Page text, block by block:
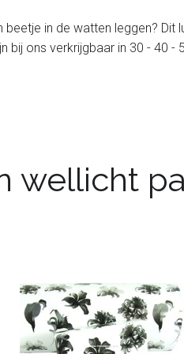
in de watten leggen? Dit
bij ons verkrijgbaar in 30 - 40
wellicht